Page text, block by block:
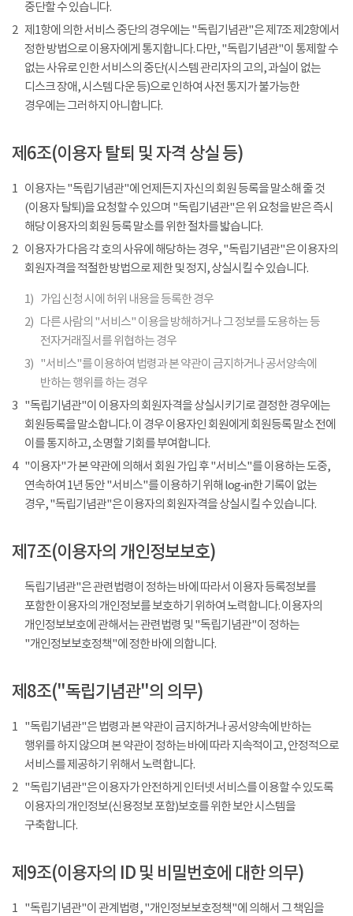
중단할 수 있습니다.
2 제1항에 의한 서비스 중단의 경우에는 "독립기념관"은 제7조 제2항에서
정한 방법으로 이용자에게 통지합니다. 다만, "독립기념관"이 통제할 수
없는 사유로 인한 서비스의 중단(시스템 관리자의 고의, 과실이 없는
디스크 장애, 시스템 다운 등)으로 인하여 사전 통지가 불가능한
경우에는 그러하지 아니합니다.
제6조(이용자 탈퇴 및 자격 상실 등)
1 이용자는 "독립기념관"에 언제든지 자신의 회원 등록을 말소해 줄 것
(이용자 탈퇴)을 요청할 수 있으며 "독립기념관"은 위 요청을 받은 즉시
해당 이용자의 회원 등록 말소를 위한 절차를 밟습니다.
2 이용자가 다음 각 호의 사유에 해당하는 경우, "독립기념관"은 이용자의
회원자격을 적절한 방법으로 제한 및 정지, 상실시킬 수 있습니다.
1) 가입 신청 시에 허위 내용을 등록한 경우
2) 다른 사람의 "서비스" 이용을 방해하거나 그 정보를 도용하는 등
전자거래질서를 위협하는 경우
3) "서비스"를 이용하여 법령과 본 약관이 금지하거나 공서양속에
반하는 행위를 하는 경우
3 "독립기념관"이 이용자의 회원자격을 상실시키기로 결정한 경우에는
회원등록을 말소합니다. 이 경우 이용자인 회원에게 회원등록 말소 전에
이를 통지하고, 소명할 기회를 부여합니다.
4
"이용자"가 본 약관에 의해서 회원 가입 후 "서비스"를 이용하는 도중,
연속하여 1년 동안 "서비스"를 이용하기 위해 log-in한 기록이 없는
경우, "독립기념관"은 이용자의 회원자격을 상실시킬 수 있습니다.
제7조(이용자의 개인정보보호)
독립기념관"은 관련법령이 정하는 바에 따라서 이용자 등록정보를
포함한 이용자의 개인정보를 보호하기 위하여 노력합니다. 이용자의
개인정보보호에 관해서는 관련법령 및 "독립기념관"이 정하는
"개인정보보호정책"에 정한 바에 의합니다.
제8조("독립기념관"의 의무)
1 "독립기념관"은 법령과 본 약관이 금지하거나 공서양속에 반하는
행위를 하지 않으며 본 약관이 정하는 바에 따라 지속적이고, 안정적으로
서비스를 제공하기 위해서 노력합니다.
2 "독립기념관"은 이용자가 안전하게 인터넷 서비스를 이용할 수 있도록
이용자의 개인정보(신용정보 포함)보호를 위한 보안 시스템을
구축합니다.
제9조(이용자의 ID 및 비밀번호에 대한 의무)
1 "독립기념관"이 관계법령, "개인정보보호정책"에 의해서 그 책임을